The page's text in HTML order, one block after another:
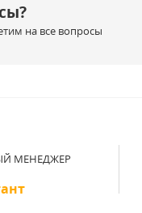
на все вопросы
МЕНЕДЖЕР